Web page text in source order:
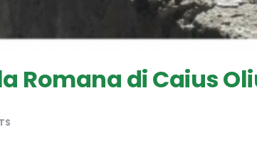
Romana di Caius